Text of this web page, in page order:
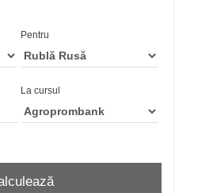
Pentru
La cursul